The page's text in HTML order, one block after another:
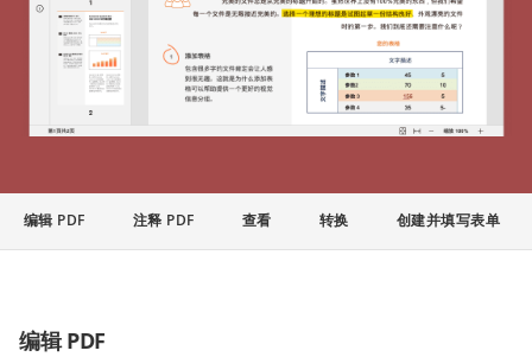
编辑 PDF 注释 PDF 查看 转换 创建并填写表单
编辑 PDF